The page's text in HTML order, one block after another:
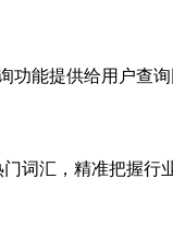
功能提供给用户查
词汇，精准把握行